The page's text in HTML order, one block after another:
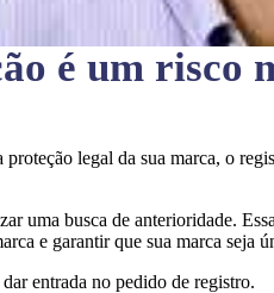
é um risco
proteção legal da sua marca, o
uma busca de anterioridade.
e garantir que sua marca seja
entrada no pedido de registro.